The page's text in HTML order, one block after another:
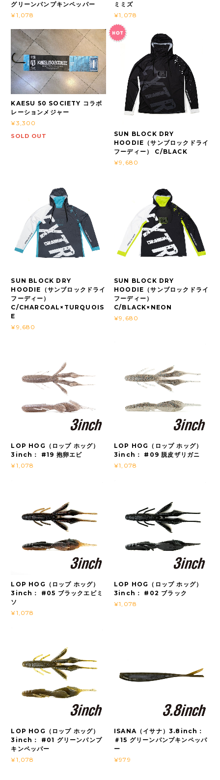
グリーンパンプキンペッパー
¥1,078
ミミズ
¥1,078
KAESU 50 SOCIETY コラボ
レーションメジャー
¥3,300
SOLD OUT
SUN BLOCK DRY
HOODIE（サンブロックドライ
フーディー） C/BLACK
¥9,680
SUN BLOCK DRY
HOODIE（サンブロックドライ
フーディー）
C/CHARCOAL×TURQUOIS
E
¥9,680
SUN BLOCK DRY
HOODIE（サンブロックドライ
フーディー）
C/BLACK×NEON
¥9,680
LOP HOG（ロップ ホッグ）
3inch： #19 抱卵エビ
¥1,078
LOP HOG（ロップ ホッグ）
3inch： #09 脱皮ザリガニ
¥1,078
LOP HOG（ロップ ホッグ）
3inch： #05 ブラックエビミ
ソ
¥1,078
LOP HOG（ロップ ホッグ）
3inch： #02 ブラック
¥1,078
LOP HOG（ロップ ホッグ）
3inch： #01 グリーンパンプ
キンペッパー
¥1,078
ISANA（イサナ）3.8inch：
＃15 グリーンパンプキンペッパ
ー
¥979